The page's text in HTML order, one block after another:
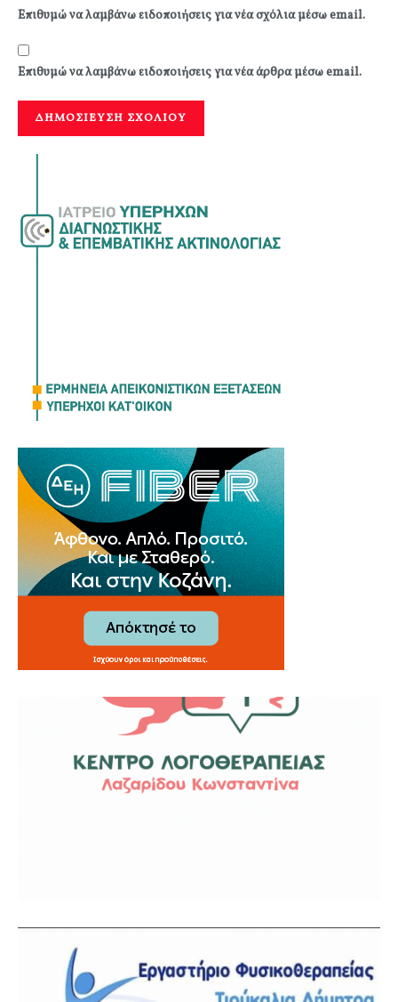
Επιθυμώ να λαμβάνω ειδοποιήσεις για νέα σχόλια μέσω email.
Επιθυμώ να λαμβάνω ειδοποιήσεις για νέα άρθρα μέσω email.